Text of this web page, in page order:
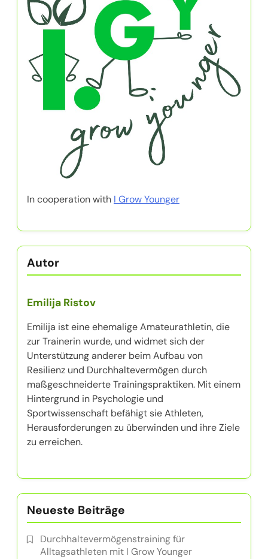
In cooperation with I Grow Younger
Autor
Emilija Ristov
Emilija ist eine ehemalige Amateurathletin, die
zur Trainerin wurde, und widmet sich der
Unterstützung anderer beim Aufbau von
Resilienz und Durchhaltevermögen durch
maßgeschneiderte Trainingspraktiken. Mit einem
Hintergrund in Psychologie und
Sportwissenschaft befähigt sie Athleten,
Herausforderungen zu überwinden und ihre Ziele
zu erreichen.
Neueste Beiträge
Durchhaltevermögenstraining für
Alltagsathleten mit I Grow Younger